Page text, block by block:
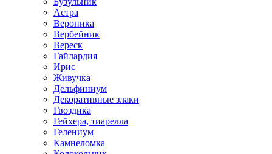
Астра
Вероника
Вербейник
Вереск
Гайлардия
Ирис
Живучка
Дельфиниум
Декоративные злаки
Гвоздика
Гейхера, тиарелла
Гелениум
Камнеломка